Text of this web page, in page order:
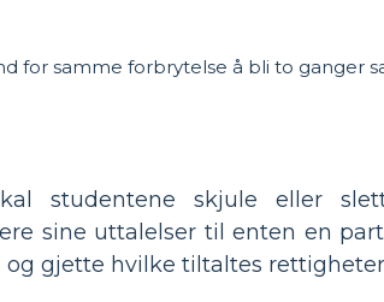
samme forbrytelse å bli to ganger
studentene skjule eller
sine uttalelser til enten en
gjette hvilke tiltaltes